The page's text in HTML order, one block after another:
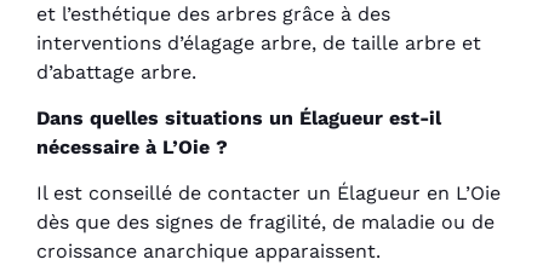
et l’esthétique des arbres grâce à des
interventions d’élagage arbre, de taille arbre et
d’abattage arbre.
Dans quelles situations un Élagueur est-il
nécessaire à L’Oie ?
Il est conseillé de contacter un Élagueur en L’Oie
dès que des signes de fragilité, de maladie ou de
croissance anarchique apparaissent.